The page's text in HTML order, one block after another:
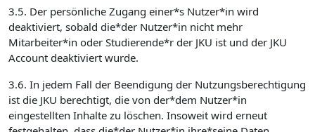
3.5. Der persönliche Zugang einer*s Nutzer*in wird
deaktiviert, sobald die*der Nutzer*in nicht mehr
Mitarbeiter*in oder Studierende*r der JKU ist und der JKU
Account deaktiviert wurde.
3.6. In jedem Fall der Beendigung der Nutzungsberechtigung
ist die JKU berechtigt, die von der*dem Nutzer*in
eingestellten Inhalte zu löschen. Insoweit wird erneut